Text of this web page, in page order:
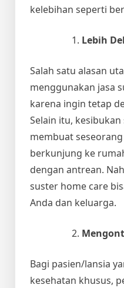
kelebihan seperti
Lebih
Salah satu alasan
menggunakan jasa
karena ingin tetap
Selain itu,
membuat
berkunjung ke
dengan antrean.
suster home care
Anda dan keluarga.
Bagi pasien/lansia
kesehatan khusus,